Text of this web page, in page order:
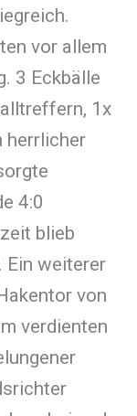
vor allem
3 Eckbälle
1x
herrlicher
4:0
blieb
Ein weiterer
von
verdienten